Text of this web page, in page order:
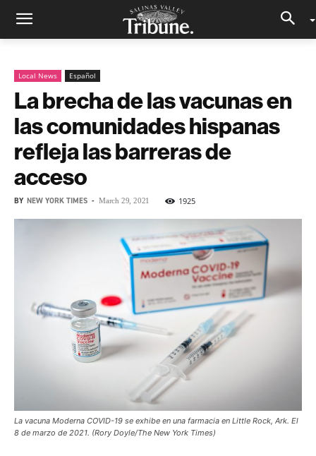
Local News Español
La brecha de las vacunas en
las comunidades hispanas
refleja las barreras de
acceso
BY NEW YORK TIMES - March 29, 2021 1925
La vacuna Moderna COVID-19 se exhibe en una farmacia en Little Rock, Ark. El
8 de marzo de 2021. (Rory Doyle/The New York Times)